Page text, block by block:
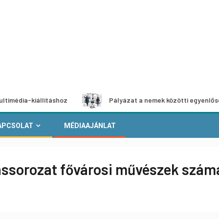
Pályázat a nemek közötti egyenlőség európai
MÉDIAAJÁNLAT
fővárosi művészek